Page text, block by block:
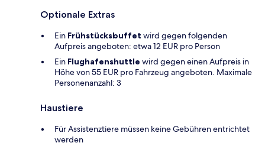
Optionale Extras
Ein Frühstücksbuffet wird gegen folgenden
Aufpreis angeboten: etwa 12 EUR pro Person
Ein Flughafenshuttle wird gegen einen Aufpreis in
Höhe von 55 EUR pro Fahrzeug angeboten. Maximale
Personenanzahl: 3
Haustiere
Für Assistenztiere müssen keine Gebühren entrichtet
werden